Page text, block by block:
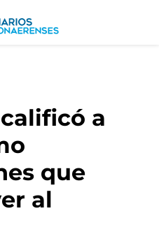
a
que
al